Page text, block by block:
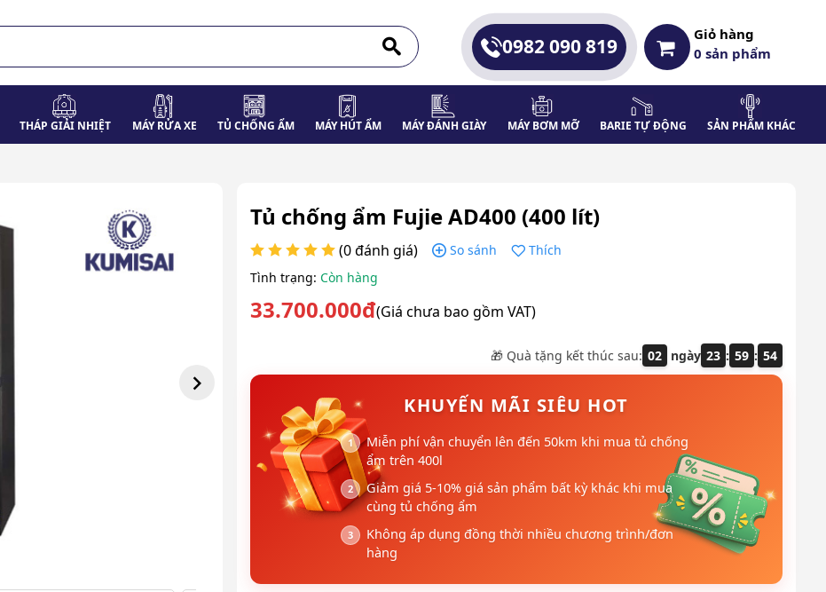
0982 090 819
Giỏ hàng
0sản phẩm
THÁP GIẢI NHIỆT MÁY RỬA XE TỦ CHỐNG ẨM MÁY HÚT ẨM MÁY ĐÁNH GIÀY MÁY BƠM MỠ BARIE TỰ ĐỘNG SẢN PHẨM KHÁC
Tủ chống ẩm Fujie AD400 (400 lít)
(0 đánh giá) So sánh
Thích
Tình trạng: Còn hàng
33.700.000đ(Giá chưa bao gồm VAT)
🎁 Quà tặng kết thúc sau: 02 ngày 23 : 59 : 53
KHUYẾN MÃI SIÊU HOT
Miễn phí vận chuyển lên đến 50km khi mua tủ chống
ẩm trên 400l
Giảm giá 5-10% giá sản phẩm bất kỳ khác khi mua
cùng tủ chống ẩm
Không áp dụng đồng thời nhiều chương trình/đơn
hàng